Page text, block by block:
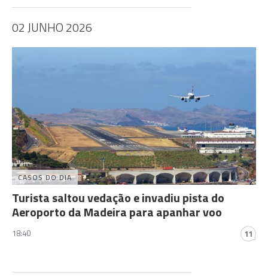
02 JUNHO 2026
CASOS DO DIA
Turista saltou vedação e invadiu pista do
Aeroporto da Madeira para apanhar voo
18:40 11